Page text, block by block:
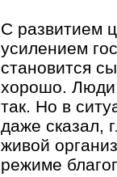
С развитием
усилением
становится
хорошо. Люди
так. Но в
даже сказал,
живой
режиме